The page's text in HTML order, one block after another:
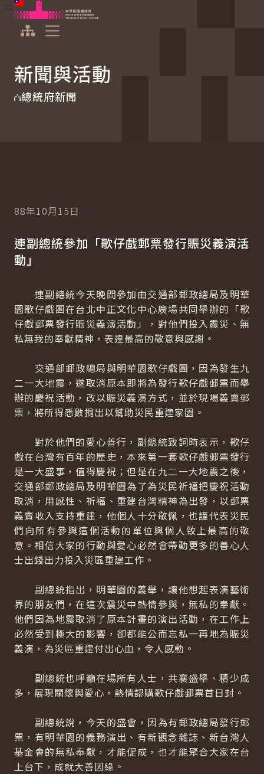
跳到主要內容
中華民國總統府
新聞與活動
總統府新聞
88年10月15日
連副總統參加「歌仔戲郵票發行賑災義演活
動」
連副總統今天晚間參加由交通部郵政總局及明華
園歌仔戲團在台北中正文化中心廣場共同舉辦的「歌
仔戲郵票發行賑災義演活動」，對他們投入震災、無
私無我的奉獻精神，表達最高的敬意與感謝。
交通部郵政總局與明華園歌仔戲團，因為發生九
二一大地震，遂取消原本即將為發行歌仔戲郵票而舉
辦的慶祝活動，改以賑災義演方式，並於現場義賣郵
票，將所得悉數捐出以幫助災民重建家園。
對於他們的愛心善行，副總統致詞時表示，歌仔
戲在台灣有百年的歷史，本來第一套歌仔戲郵票發行
是一大盛事，值得慶祝；但是在九二一大地震之後，
交通部郵政總局及明華園為了為災民祈福把慶祝活動
取消，用感性、祈福、重建台灣精神為出發，以郵票
義賣收入支持重建，他個人十分敬佩，也謹代表災民
們向所有參與這個活動的單位與個人致上最高的敬
意。相信大家的行動與愛心必然會帶動更多的善心人
士出錢出力投入災區重建工作。
副總統指出，明華園的義舉，讓他想起表演藝術
界的朋友們，在這次震災中熱情參與，無私的奉獻。
他們因為地震取消了原本計畫的演出活動，在工作上
必然受到極大的影響，卻都能公而忘私一再地為賑災
義演，為災區重建付出心血，令人感動。
副總統也呼籲在場所有人士，共襄盛舉、積少成
多，展現關懷與愛心，熱情認購歌仔戲郵票首日封。
副總統說，今天的盛會，因為有郵政總局發行郵
票，有明華園的義務演出、有新觀念雜誌、新台灣人
基金會的無私奉獻，才能促成，也才能聚合大家在台
上台下，成就大善因緣。